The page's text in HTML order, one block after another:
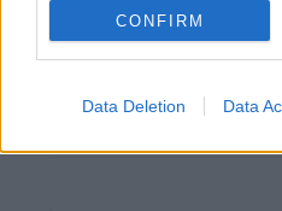
CONFIRM
Data Deletion Data
ρόλο. Και Απάντησε: ‘Όχι,